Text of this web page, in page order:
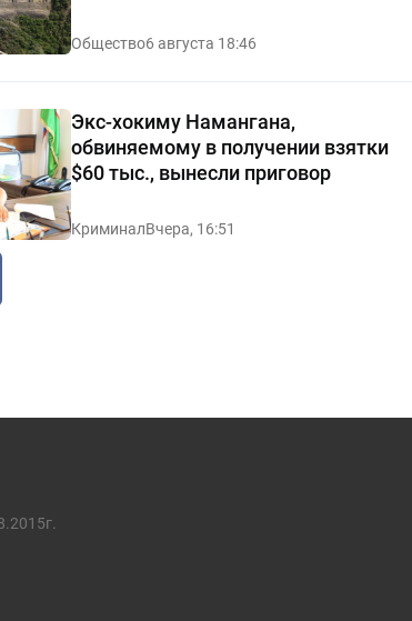
Общество6 августа 18:46
Экс-хокиму Намангана,
обвиняемому в получении взятки
$60 тыс., вынесли приговор
КриминалВчера, 16:51